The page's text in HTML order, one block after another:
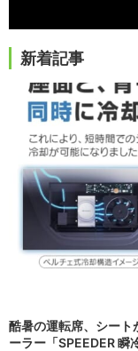
新着記事
酷暑の運転席、シート
ーラー「SPEEDER 瞬